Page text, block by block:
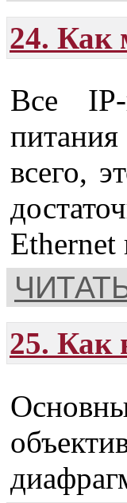
24. Как
Все
всего,
Ethernet
25. Как